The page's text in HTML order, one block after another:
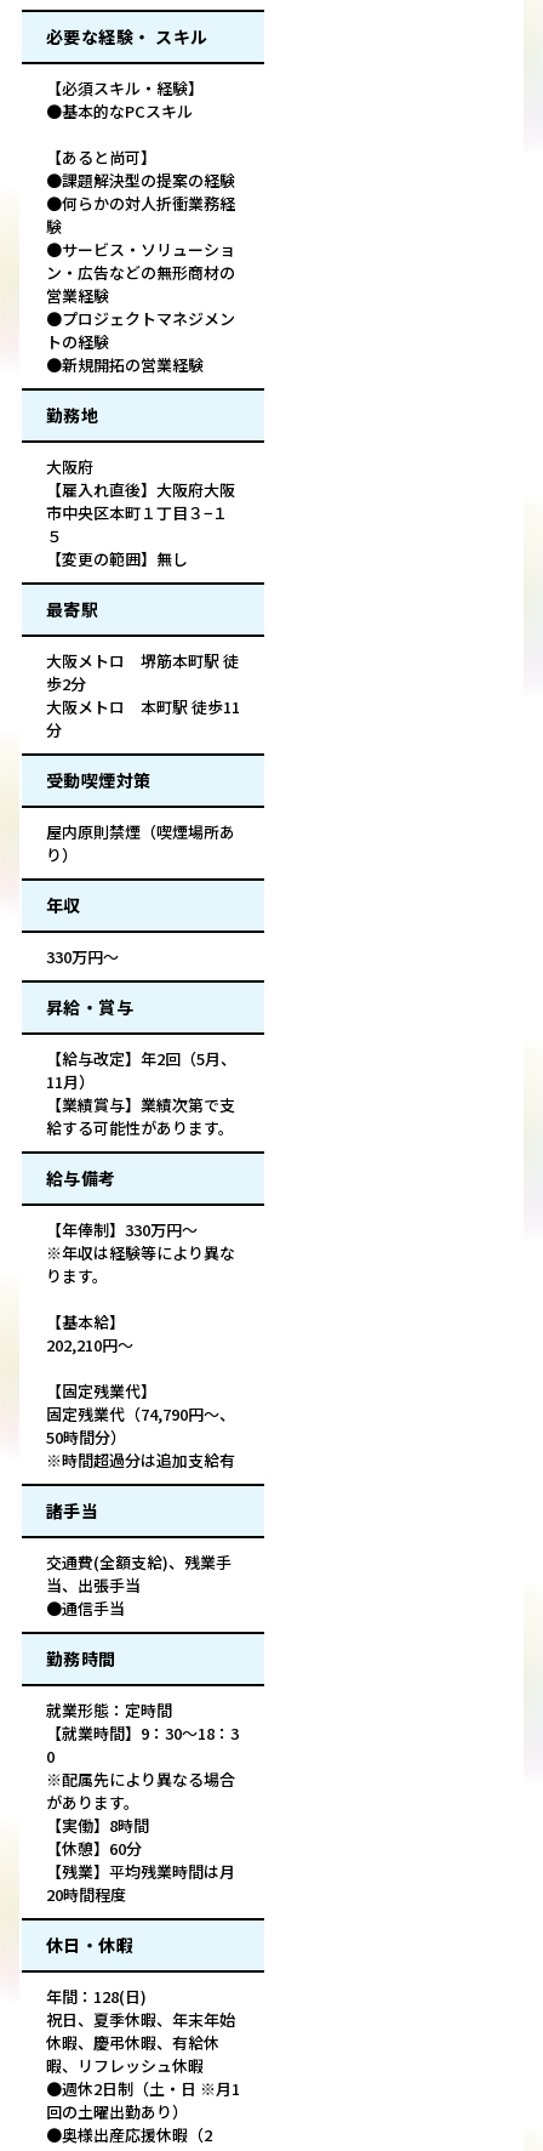
必要な経験・ スキル
【必須スキル・経験】
●基本的なPCスキル
【あると尚可】
●課題解決型の提案の経験
●何らかの対人折衝業務経
験
●サービス・ソリューショ
ン・広告などの無形商材の
営業経験
●プロジェクトマネジメン
トの経験
●新規開拓の営業経験
勤務地
大阪府
【雇入れ直後】大阪府大阪
市中央区本町１丁目３−１
５
【変更の範囲】無し
最寄駅
大阪メトロ 堺筋本町駅 徒
歩2分
大阪メトロ 本町駅 徒歩11
分
受動喫煙対策
屋内原則禁煙（喫煙場所あ
り）
年収
330万円～
昇給・賞与
【給与改定】年2回（5月、
11月）
【業績賞与】業績次第で支
給する可能性があります。
給与備考
【年俸制】330万円～
※年収は経験等により異な
ります。
【基本給】
202,210円～
【固定残業代】
固定残業代（74,790円～、
50時間分）
※時間超過分は追加支給有
諸手当
交通費(全額支給)、残業手
当、出張手当
●通信手当
勤務時間
就業形態：定時間
【就業時間】9：30～18：3
0
※配属先により異なる場合
があります。
【実働】8時間
【休憩】60分
【残業】平均残業時間は月
20時間程度
休日・休暇
年間：128(日)
祝日、夏季休暇、年末年始
休暇、慶弔休暇、有給休
暇、リフレッシュ休暇
●週休2日制（土・日 ※月1
回の土曜出勤あり）
●奥様出産応援休暇（2